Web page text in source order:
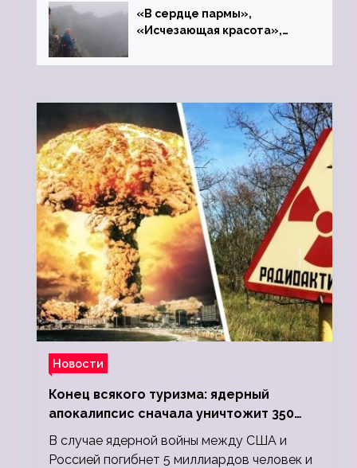
«В сердце пармы»,
«Исчезающая красота»,
Новости
Конец всякого туризма: ядерный
апокалипсис сначала уничтожит 350
миллионов, а потом 5 миллиардов
людей
В случае ядерной войны между США и
Россией погибнет 5 миллиардов человек и